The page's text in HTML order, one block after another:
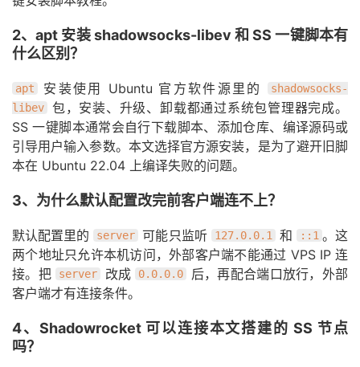
2、apt 安装 shadowsocks-libev 和 SS 一键脚本有
什么区别？
apt 安装使用 Ubuntu 官方软件源里的
shadowsocks-
libev
包，安装、升级、卸载都通过系统包管理器完成。
SS 一键脚本通常会自行下载脚本、添加仓库、编译源码或
引导用户输入参数。本文选择官方源安装，是为了避开旧脚
本在 Ubuntu 22.04 上编译失败的问题。
3、为什么默认配置改完前客户端连不上？
默认配置里的 server 可能只监听 127.0.0.1 和 ::1 。这
两个地址只允许本机访问，外部客户端不能通过 VPS IP 连
接。把
server 改成 0.0.0.0
后，再配合端口放行，外部
客户端才有连接条件。
4、Shadowrocket 可以连接本文搭建的 SS 节点
吗？